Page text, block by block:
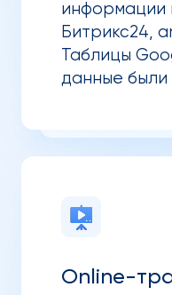
информации
Битрикс24,
Таблицы
данные
Online-